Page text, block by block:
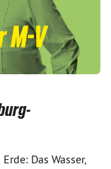
Das Wasser,